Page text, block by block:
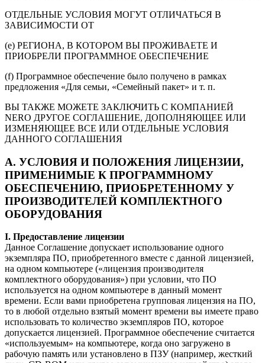
ОТДЕЛЬНЫЕ УСЛОВИЯ МОГУТ ОТЛИЧАТЬСЯ В
ЗАВИСИМОСТИ ОТ
(e) РЕГИОНА, В КОТОРОМ ВЫ ПРОЖИВАЕТЕ И
ПРИОБРЕЛИ ПРОГРАММНОЕ ОБЕСПЕЧЕНИЕ
(f) Программное обеспечение было получено в рамках
предложения «Для семьи, «Семейный пакет» и т. п.
ВЫ ТАКЖЕ МОЖЕТЕ ЗАКЛЮЧИТЬ С КОМПАНИЕЙ
NERO ДРУГОЕ СОГЛАШЕНИЕ, ДОПОЛНЯЮЩЕЕ ИЛИ
ИЗМЕНЯЮЩЕЕ ВСЕ ИЛИ ОТДЕЛЬНЫЕ УСЛОВИЯ
ДАННОГО СОГЛАШЕНИЯ
А. УСЛОВИЯ И ПОЛОЖЕНИЯ ЛИЦЕНЗИИ,
ПРИМЕНИМЫЕ К ПРОГРАММНОМУ
ОБЕСПЕЧЕНИЮ, ПРИОБРЕТЕННОМУ У
ПРОИЗВОДИТЕЛЕЙ КОМПЛЕКТНОГО
ОБОРУДОВАНИЯ
I. Предоставление лицензии
Данное Соглашение допускает использование одного
экземпляра ПО, приобретенного вместе с данной лицензией,
на одном компьютере («лицензия производителя
комплектного оборудования») при условии, что ПО
используется на одном компьютере в данный момент
времени. Если вами приобретена групповая лицензия на ПО,
то в любой отдельно взятый момент времени вы имеете право
использовать то количество экземпляров ПО, которое
допускается лицензией. Программное обеспечение считается
«используемым» на компьютере, когда оно загружено в
рабочую память или установлено в ПЗУ (например, жесткий